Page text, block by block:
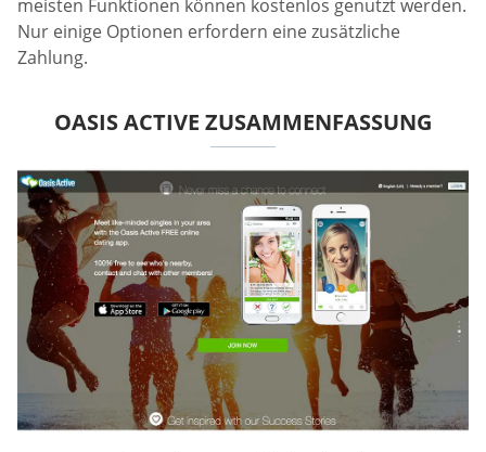
meisten Funktionen können kostenlos genutzt werden.
Nur einige Optionen erfordern eine zusätzliche
Zahlung.
OASIS ACTIVE ZUSAMMENFASSUNG